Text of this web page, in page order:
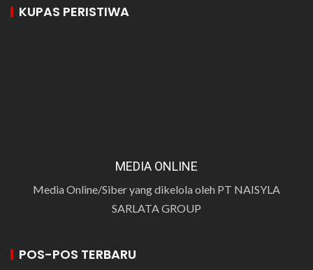
KUPAS PERISTIWA
MEDIA ONLINE
Media Online/Siber yang dikelola oleh PT NAISYLA
SARLATA GROUP
POS-POS TERBARU